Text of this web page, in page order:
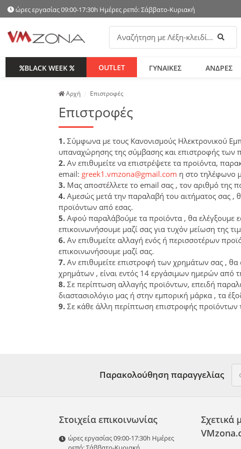
ώρες εργασίας 09:00-17:30h Ημέρες ρεπό: Σάββατο-Κυριακή
BLACK WEEK OUTLET ΓΥΝΑΙΚΕΣ ΑΝΔΡΕΣ
Аρχή Επιστροφές
Επιστροφές
1. Σύμφωνα με τους Κανονισμούς Ηλεκτρονικού
υπαναχώρησης της σύμβασης και επιστροφής των
2. Αν επιθυμείτε να επιστρέψετε τα προϊόντα,
email: greek1.vmzona@gmail.com η στο τηλέφωνο
3. Μας αποστέλλετε το email σας , τον αριθμό της
4. Αμεσώς μετά την παραλαβή του αιτήματος σας ,
προϊόντων από εσας.
5. Αφού παραλάβούμε τα προϊόντα , θα ελέγξουμε
επικοινωνήσουμε μαζί σας για τυχόν μείωση της
6. Αν επιθυμείτε αλλαγή ενός ή περισσοτέρων
επικοινωνήσουμε μαζί σας.
7. Αν επιθυμείτε επιστροφή των χρημάτων σας ,
χρημάτων , είναι εντός 14 εργάσιμων ημερών
8. Σε περίπτωση αλλαγής προϊόντων, επειδή
διαστασιολόγιο μας ή στην εμπορική μάρκα , τα
9. Σε κάθε άλλη περίπτωση επιστροφής
Παρακολούθηση παραγγελίας
Στοιχεία επικοινωνίας
ώρες εργασίας 09:00-17:30h Ημέρες
Σχετικά